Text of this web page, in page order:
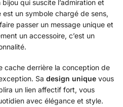
bijou qui suscite l’admiration et
un symbole chargé de sens,
passer un message unique et
un accessoire, c’est un
cache derrière la conception de
Sa design unique vous
un lien affectif fort, vous
avec élégance et style.